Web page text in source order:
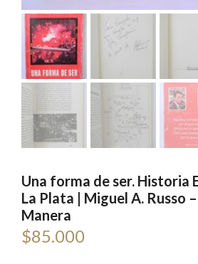
Una forma de ser. Historia
La Plata | Miguel A. Russo
Manera
$85.000